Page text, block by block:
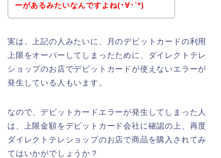
ーがあるみたいなんですよね(･∀･`*)
実は、上記の人みたいに、月のデビットカードの利用
上限をオーバーしてしまったために、ダイレクトテレ
ショップのお店でデビットカードが使えないエラーが
発生している人もいます。
なので、デビットカードエラーが発生してしまった人
は、上限金額をデビットカード会社に確認の上、再度
ダイレクトテレショップのお店で商品を購入されてみ
てはいかがでしょうか？